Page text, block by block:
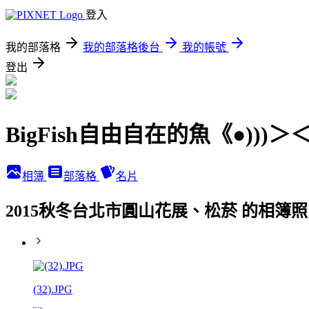
登入
我的部落格 我的部落格後台
我的帳號
登出
BigFish自由自在的魚《●)))＞
相簿 部落格 名片
2015秋冬台北市圓山花展、松菸 的相簿
(32).JPG